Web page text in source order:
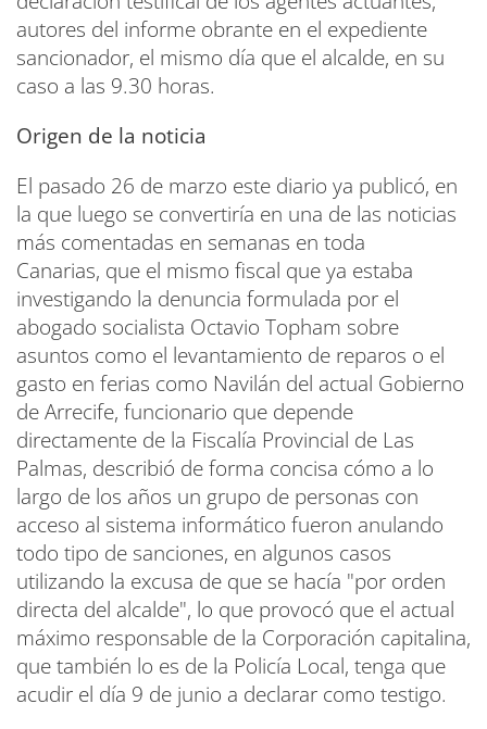
autores del informe obrante en el expediente
sancionador, el mismo día que el alcalde, en su
caso a las 9.30 horas.
Origen de la noticia
El pasado 26 de marzo este diario ya publicó, en
la que luego se convertiría en una de las noticias
más comentadas en semanas en toda
Canarias, que el mismo fiscal que ya estaba
investigando la denuncia formulada por el
abogado socialista Octavio Topham sobre
asuntos como el levantamiento de reparos o el
gasto en ferias como Navilán del actual Gobierno
de Arrecife, funcionario que depende
directamente de la Fiscalía Provincial de Las
Palmas, describió de forma concisa cómo a lo
largo de los años un grupo de personas con
acceso al sistema informático fueron anulando
todo tipo de sanciones, en algunos casos
utilizando la excusa de que se hacía "por orden
directa del alcalde", lo que provocó que el actual
máximo responsable de la Corporación capitalina,
que también lo es de la Policía Local, tenga que
acudir el día 9 de junio a declarar como testigo.